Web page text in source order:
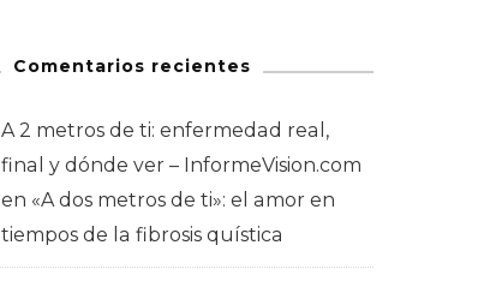
Comentarios recientes
A 2 metros de ti: enfermedad real,
final y dónde ver – InformeVision.com
en «A dos metros de ti»: el amor en
tiempos de la fibrosis quística